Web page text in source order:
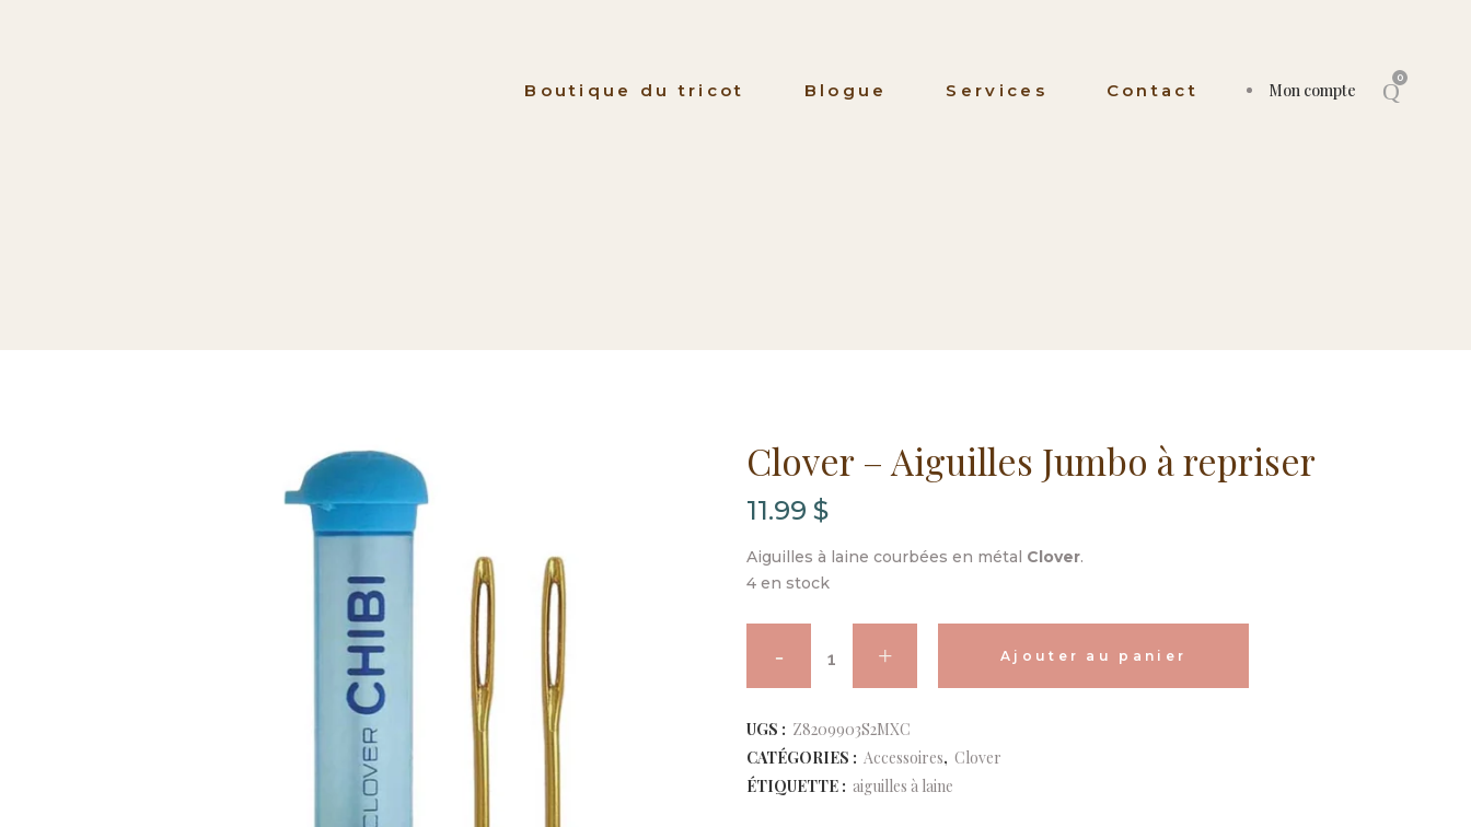
Mon compte
0
Boutique du tricot Blogue Services Contact
Clover – Aiguilles Jumbo à repriser
11.99 $
Aiguilles à laine courbées en métal Clover.
4 en stock
-
Aiguilles
Jumbo
Ajouter au panier
UGS : Z8209903S2MXC
CATÉGORIES : Accessoires, Clover
ÉTIQUETTE : aiguilles à laine